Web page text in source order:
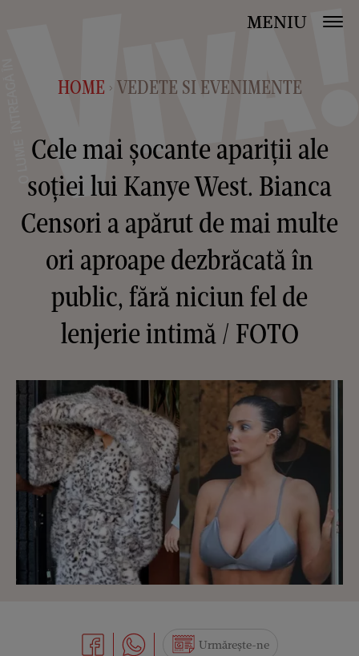
MENIU
HOME > VEDETE SI EVENIMENTE
Cele mai șocante apariții ale
soției lui Kanye West. Bianca
Censori a apărut de mai multe
ori aproape dezbrăcată în
public, fără niciun fel de
lenjerie intimă / FOTO
Urmărește-ne